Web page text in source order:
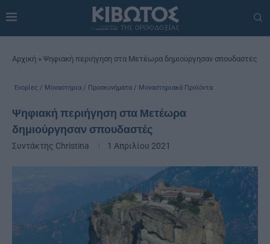
Αρχική » Ψηφιακή περιήγηση στα Μετέωρα δημιούργησαν σπουδαστές
Ενορίες / Μοναστηρια / Προσκυνήματα / Μοναστηριακά Προϊόντα
Ψηφιακή περιήγηση στα Μετέωρα
δημιούργησαν σπουδαστές
Συντάκτης Christina 1 Απριλίου 2021